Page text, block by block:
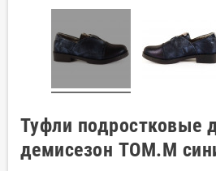
Туфли подростковые
демисезон TOM.M